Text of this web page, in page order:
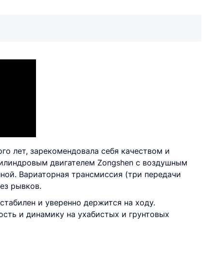
лет, зарекомендовала себя качеством и
двигателем Zongshen с воздушным
Вариаторная трансмиссия (три передачи
рывков.
и уверенно держится на ходу.
и динамику на ухабистых и грунтовых